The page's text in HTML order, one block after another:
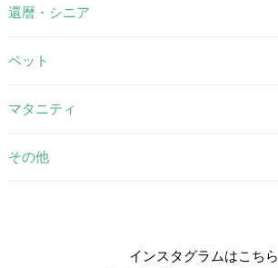
還暦・シニア
ペット
マタニティ
その他
インスタグラムはこちら